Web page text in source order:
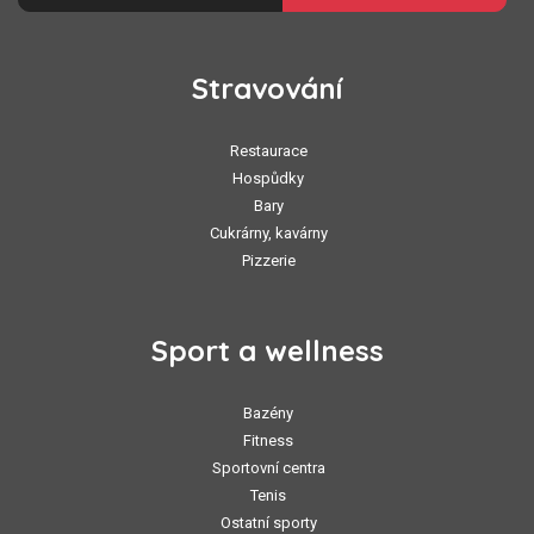
Stravování
Restaurace
Hospůdky
Bary
Cukrárny, kavárny
Pizzerie
Sport a wellness
Bazény
Fitness
Sportovní centra
Tenis
Ostatní sporty